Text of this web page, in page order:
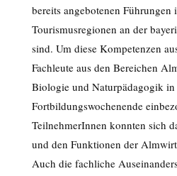
bereits angebotenen Führungen
Tourismusregionen an der
sind. Um diese Kompetenzen
Fachleute aus den Bereichen
Biologie und Naturpädagogik in
Fortbildungswochenende
TeilnehmerInnen konnten sich
und den Funktionen der
Auch die fachliche